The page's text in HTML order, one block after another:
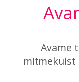
Avame
mitmekuist